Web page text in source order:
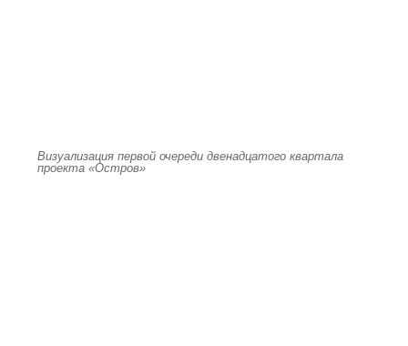
Визуализация первой очереди двенадцатого квартала
проекта «Остров»